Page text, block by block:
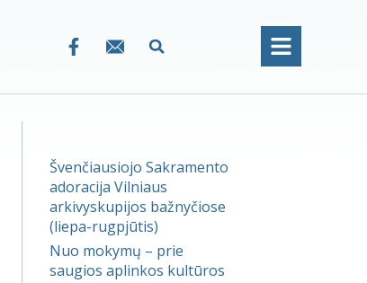
Švenčiausiojo Sakramento
adoracija Vilniaus
arkivyskupijos bažnyčiose
(liepa-rugpjūtis)
Nuo mokymų – prie
saugios aplinkos kultūros